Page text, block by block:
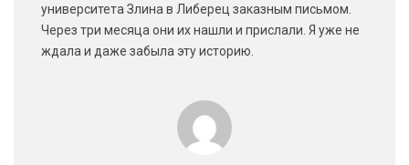
университета Злина в Либерец заказным письмом.
Через три месяца они их нашли и прислали. Я уже не
ждала и даже забыла эту историю.